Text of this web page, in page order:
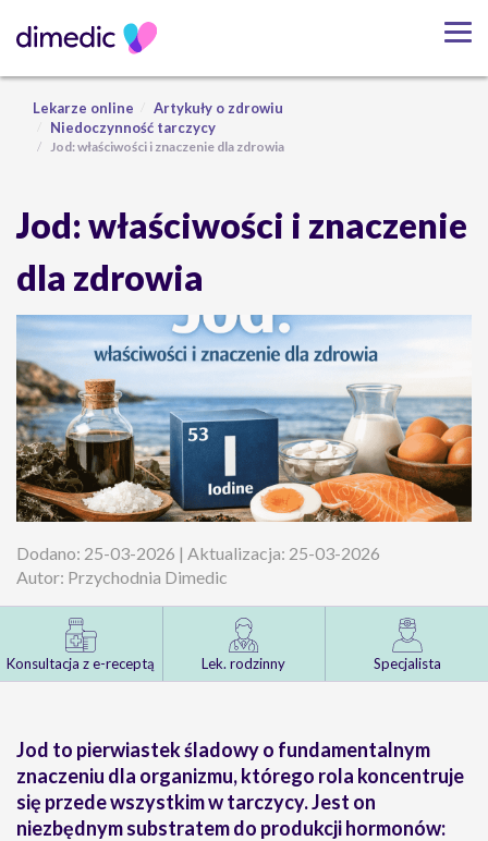
Lekarze online
Artykuły o zdrowiu
Niedoczynność tarczycy
Jod: właściwości i znaczenie dla zdrowia
Jod: właściwości i znaczenie
dla zdrowia
Dodano: 25-03-2026 | Aktualizacja: 25-03-2026
Autor: Przychodnia Dimedic
Konsultacja z e-receptą Lek. rodzinny Specjalista
Jod to pierwiastek śladowy o fundamentalnym
znaczeniu dla organizmu, którego rola koncentruje
się przede wszystkim w tarczycy. Jest on
niezbędnym substratem do produkcji hormonów: